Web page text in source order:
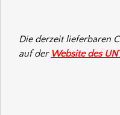
Die derzeit lieferbaren
auf der Website des